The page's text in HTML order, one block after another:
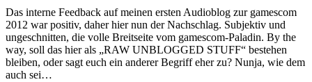
Das interne Feedback auf meinen ersten Audioblog zur gamescom
2012 war positiv, daher hier nun der Nachschlag. Subjektiv und
ungeschnitten, die volle Breitseite vom gamescom-Paladin. By the
way, soll das hier als „RAW UNBLOGGED STUFF“ bestehen
bleiben, oder sagt euch ein anderer Begriff eher zu? Nunja, wie dem
auch sei…